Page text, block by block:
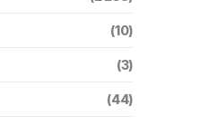
(10)
(3)
(44)